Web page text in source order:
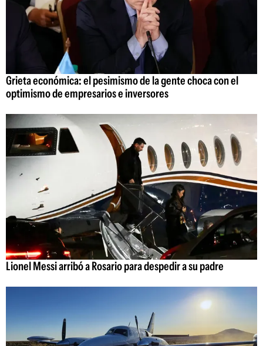
Grieta económica: el pesimismo de la gente choca con el
optimismo de empresarios e inversores
Lionel Messi arribó a Rosario para despedir a su padre